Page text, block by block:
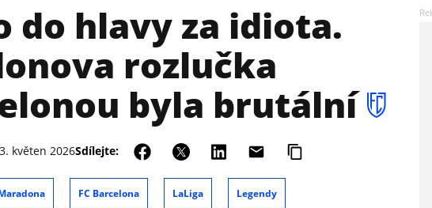
do hlavy za idiota.
rozlučka
byla brutální
květen 2026Sdílejte:
FC Barcelona LaLiga Legendy